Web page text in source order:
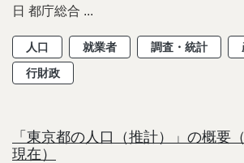
日 都庁総合 ...
人口 就業者 調査・統計
行財政
「東京都の人口（推計）」の概要
現在）